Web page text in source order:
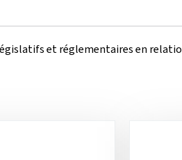
et réglementaires en